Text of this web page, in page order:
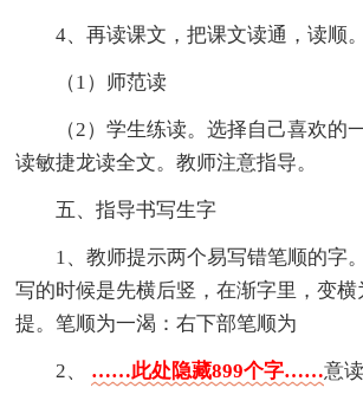
4、再读课文，把课文读通，读顺。
（1）师范读
（2）学生练读。选择自己喜欢的
读敏捷龙读全文。教师注意指导。
五、指导书写生字
1、教师提示两个易写错笔顺的字
写的时候是先横后竖，在渐字里，变
提。笔顺为一渴：右下部笔顺为
2、 ……此处隐藏899个字……意